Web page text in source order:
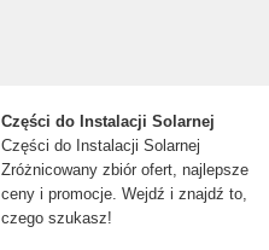
Części do Instalacji Solarnej
Części do Instalacji Solarnej
Zróżnicowany zbiór ofert, najlepsze
ceny i promocje. Wejdź i znajdź to,
czego szukasz!